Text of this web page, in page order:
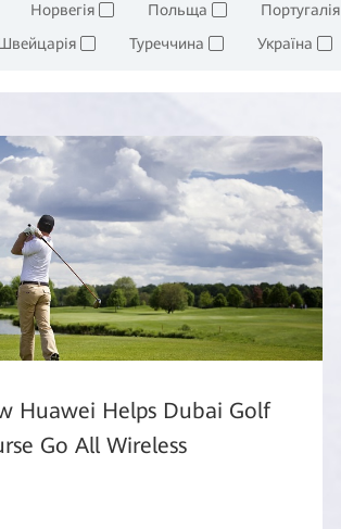
Норвегія Польща Португалія
Туреччина Україна
Huawei Helps Dubai Golf
Go All Wireless